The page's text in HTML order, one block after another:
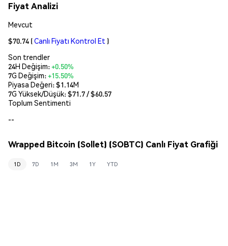
Fiyat Analizi
Mevcut
$70.74 (Canlı Fiyatı Kontrol Et )
Son trendler
24H Değişim:+0.50%
7G Değişim:+15.50%
Piyasa Değeri:$1.14M
7G Yüksek/Düşük: $71.7/ $60.57
Toplum Sentimenti
--
Wrapped Bitcoin (Sollet) (SOBTC) Canlı Fiyat Grafiği
1D 7D 1M 3M 1Y YTD